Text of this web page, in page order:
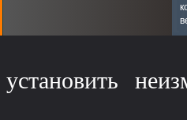
ведущих